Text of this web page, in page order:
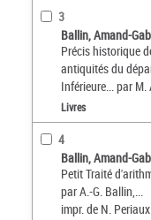
3
Ballin, Amand-
Précis historique
antiquités du
Inférieure... par M.
Livres
4
Ballin, Amand-
Petit Traité
par A.-G. Ballin,...
impr. de N. Periaux